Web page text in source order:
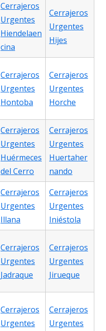
Cerrajeros
Urgentes
Hiendelaen
cina
Cerrajeros
Urgentes
Hijes
Cerrajeros
Urgentes
Hontoba
Cerrajeros
Urgentes
Horche
Cerrajeros
Urgentes
Huérmeces
del Cerro
Cerrajeros
Urgentes
Huertaher
nando
Cerrajeros
Urgentes
Illana
Cerrajeros
Urgentes
Iniéstola
Cerrajeros
Urgentes
Jadraque
Cerrajeros
Urgentes
Jirueque
Cerrajeros
Urgentes
Cerrajeros
Urgentes